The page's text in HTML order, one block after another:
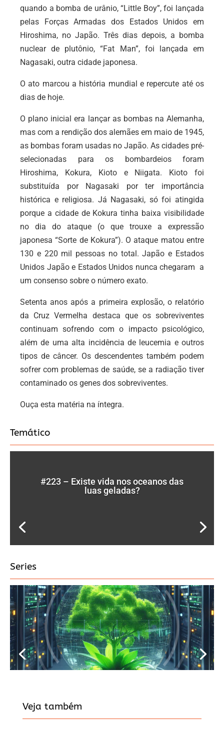
quando a bomba de urânio, “Little Boy”, foi lançada
pelas Forças Armadas dos Estados Unidos em
Hiroshima, no Japão. Três dias depois, a bomba
nuclear de plutônio, “Fat Man”, foi lançada em
Nagasaki, outra cidade japonesa.
O ato marcou a história mundial e repercute até os
dias de hoje.
O plano inicial era lançar as bombas na Alemanha,
mas com a rendição dos alemães em maio de 1945,
as bombas foram usadas no Japão. As cidades pré-
selecionadas para os bombardeios foram
Hiroshima, Kokura, Kioto e Niigata. Kioto foi
substituída por Nagasaki por ter importância
histórica e religiosa. Já Nagasaki, só foi atingida
porque a cidade de Kokura tinha baixa visibilidade
no dia do ataque (o que trouxe a expressão
japonesa “Sorte de Kokura”). O ataque matou entre
130 e 220 mil pessoas no total. Japão e Estados
Unidos Japão e Estados Unidos nunca chegaram a
um consenso sobre o número exato.
Setenta anos após a primeira explosão, o relatório
da Cruz Vermelha destaca que os sobreviventes
continuam sofrendo com o impacto psicológico,
além de uma alta incidência de leucemia e outros
tipos de câncer. Os descendentes também podem
sofrer com problemas de saúde, se a radiação tiver
contaminado os genes dos sobreviventes.
Ouça esta matéria na íntegra.
Temático
#223 – Existe vida nos oceanos das
luas geladas?
Series
Veja também